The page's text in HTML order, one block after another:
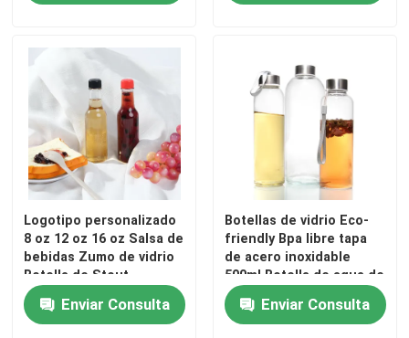
Logotipo personalizado
8 oz 12 oz 16 oz Salsa de
bebidas Zumo de vidrio
Botella de Stout
Enviar Consulta
Botellas de vidrio Eco-
friendly Bpa libre tapa
de acero inoxidable
500ml Botella de agua de
vidrio para beber
Enviar Consulta